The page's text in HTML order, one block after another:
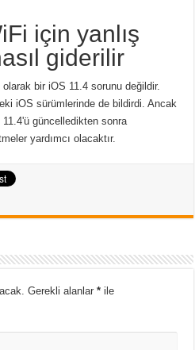
için yanlış
giderilir
bir iOS 11.4 sorunu değildir.
iOS sürümlerinde de bildirdi. Ancak
güncelledikten sonra
yardımcı olacaktır.
Gerekli alanlar* ile